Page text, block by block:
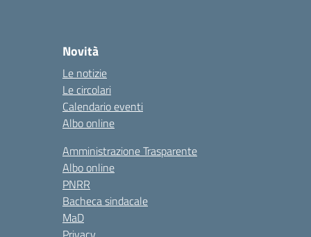
Novità
Le notizie
Le circolari
Calendario eventi
Albo online
Amministrazione Trasparente
Albo online
PNRR
Bacheca sindacale
MaD